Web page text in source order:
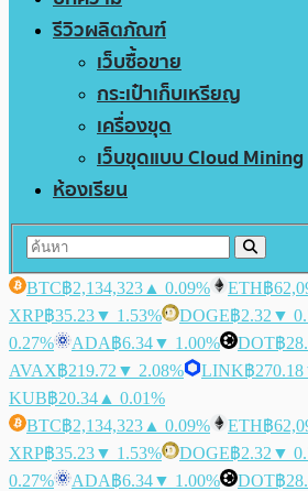
รีวิวผลิตภัณฑ์
เว็บซื้อขาย
กระเป๋าเก็บเหรียญ
เครื่องขุด
เว็บขุดแบบ Cloud Mining
ห้องเรียน
BTC฿2,134,323 ▲ 0.09% ETH฿
XRP฿35.23▼ 1.53% DOGE฿2.32 ▼
0.27%
ADA฿6.34▼ 1.00% DOT฿
AVAX฿219.72 ▼ 2.08% LINK฿270.18
KUB฿20.34 ▲ 0.01%
BTC฿2,134,323 ▲ 0.09% ETH฿
XRP฿35.23▼ 1.53% DOGE฿2.32 ▼
0.27%
ADA฿6.34▼ 1.00% DOT฿